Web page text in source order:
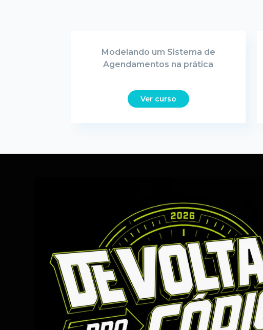
Modelando um Sistema de
Agendamentos na prática
Ver curso